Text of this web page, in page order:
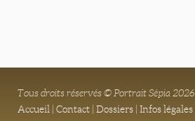
Tous droits réservés © Portrait Sépia 2026
Accueil Contact Dossiers Infos légales